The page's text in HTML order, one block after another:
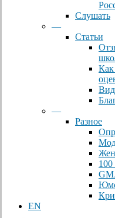
Слушать
—
Статьи
—
Разное
EN